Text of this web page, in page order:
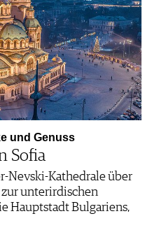
und Genuss
Sofia
Nevski-Kathedrale über
zur unterirdischen
Hauptstadt Bulgariens,